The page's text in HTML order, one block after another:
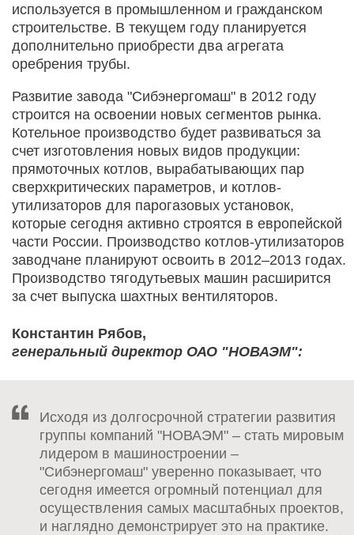
используется в промышленном и гражданском
строительстве. В текущем году планируется
дополнительно приобрести два агрегата
оребрения трубы.
Развитие завода "Сибэнергомаш" в 2012 году
строится на освоении новых сегментов рынка.
Котельное производство будет развиваться за
счет изготовления новых видов продукции:
прямоточных котлов, вырабатывающих пар
сверхкритических параметров, и котлов-
утилизаторов для парогазовых установок,
которые сегодня активно строятся в европейской
части России. Производство котлов-утилизаторов
заводчане планируют освоить в 2012–2013 годах.
Производство тягодутьевых машин расширится
за счет выпуска шахтных вентиляторов.
Константин Рябов,
генеральный директор ОАО "НОВАЭМ":
Исходя из долгосрочной стратегии развития
группы компаний "НОВАЭМ" – стать мировым
лидером в машиностроении –
"Сибэнергомаш" уверенно показывает, что
сегодня имеется огромный потенциал для
осуществления самых масштабных проектов,
и наглядно демонстрирует это на практике.